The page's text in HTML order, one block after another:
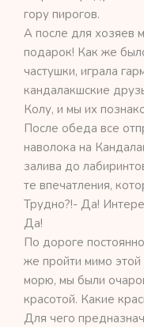
гору пирогов.
А после для хозяев
подарок! Как же
частушки, играла
кандалакшские
Колу, и мы их
После обеда все
наволока на
залива до
те впечатления,
Трудно?!- Да!
Да!
По дороге
же пройти мимо
морю, мы были
красотой. Какие
Для чего